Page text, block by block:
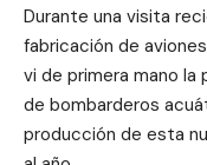
Durante una visita
fabricación de
vi de primera mano la
de bombarderos
producción de esta